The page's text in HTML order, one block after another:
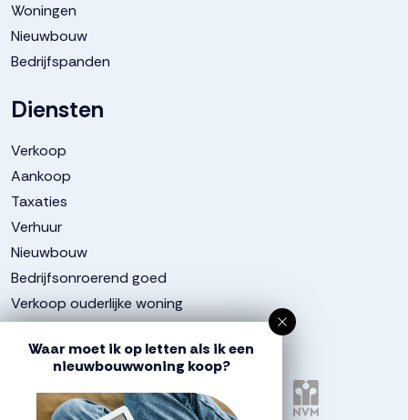
Woningen
Nieuwbouw
Bedrijfspanden
Diensten
Verkoop
Aankoop
Taxaties
Verhuur
Nieuwbouw
Bedrijfsonroerend goed
Verkoop ouderlijke woning
Aangesloten bij
Waar moet ik op letten als ik een
nieuwbouwwoning koop?